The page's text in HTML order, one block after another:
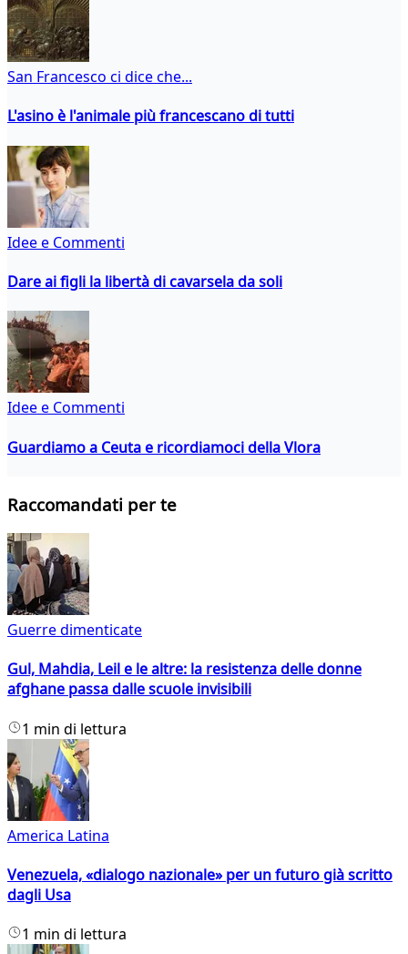
San Francesco ci dice che...
L'asino è l'animale più francescano di tutti
Idee e Commenti
Dare ai figli la libertà di cavarsela da soli
Idee e Commenti
Guardiamo a Ceuta e ricordiamoci della Vlora
Raccomandati per te
Guerre dimenticate
Gul, Mahdia, Leil e le altre: la resistenza delle donne
afghane passa dalle scuole invisibili
1 min di lettura
America Latina
Venezuela, «dialogo nazionale» per un futuro già scritto
dagli Usa
1 min di lettura